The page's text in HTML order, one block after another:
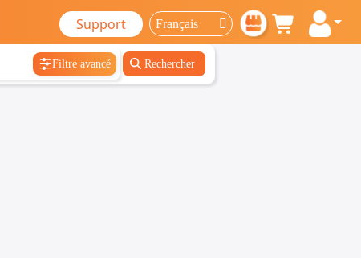
Support
Filtre avancé Rechercher